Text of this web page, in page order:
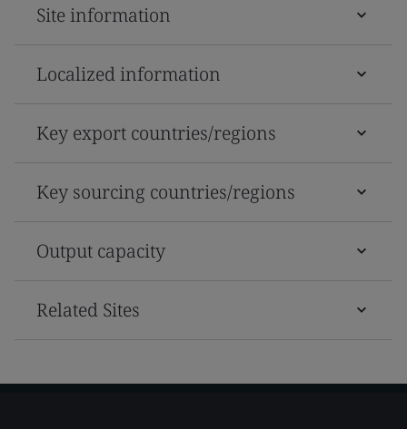
Site information
Localized information
Key export countries/regions
Key sourcing countries/regions
Output capacity
Related Sites